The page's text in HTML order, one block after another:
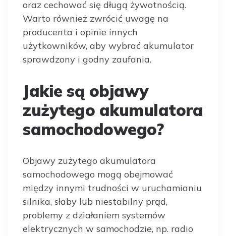
oraz cechować się długą żywotnością.
Warto również zwrócić uwagę na
producenta i opinie innych
użytkowników, aby wybrać akumulator
sprawdzony i godny zaufania.
Jakie są objawy
zużytego akumulatora
samochodowego?
Objawy zużytego akumulatora
samochodowego mogą obejmować
między innymi trudności w uruchamianiu
silnika, słaby lub niestabilny prąd,
problemy z działaniem systemów
elektrycznych w samochodzie, np. radio